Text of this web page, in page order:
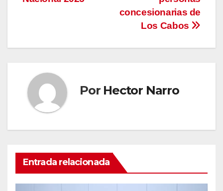
concesionarias de
Los Cabos
Por Hector Narro
Entrada relacionada